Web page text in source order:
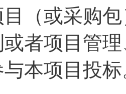
（或采购
者项目管
本项目投